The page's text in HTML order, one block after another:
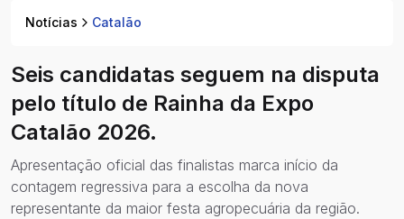
Notícias Catalão
Seis candidatas seguem na disputa
pelo título de Rainha da Expo
Catalão 2026.
Apresentação oficial das finalistas marca início da
contagem regressiva para a escolha da nova
representante da maior festa agropecuária da região.